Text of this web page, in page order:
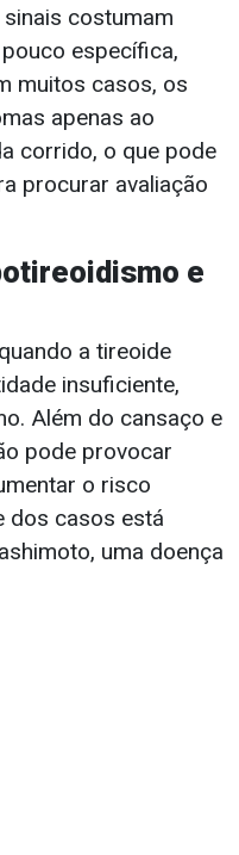
costumam
específica,
muitos casos, os
apenas ao
corrido, o que pode
procurar avaliação
e
a tireoide
insuficiente,
Além do cansaço e
pode provocar
o risco
dos casos está
uma doença